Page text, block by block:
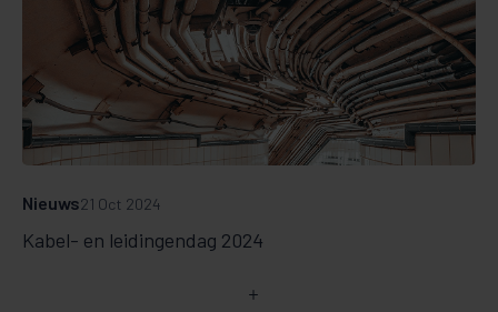
Kabel- en leidingendag 2024
Nieuws21 Oct 2024